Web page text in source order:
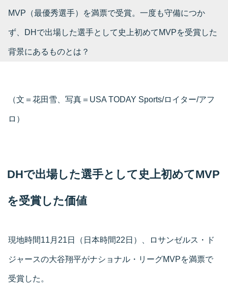
MVP（最優秀選手）を満票で受賞。一度も守備につか
ず、DHで出場した選手として史上初めてMVPを受賞した
背景にあるものとは？
（文＝花田雪、写真＝USA TODAY Sports/ロイター/アフ
ロ）
DHで出場した選手として史上初めてMVP
を受賞した価値
現地時間11月21日（日本時間22日）、ロサンゼルス・ド
ジャースの大谷翔平がナショナル・リーグMVPを満票で
受賞した。